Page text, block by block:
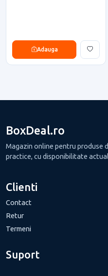
Adauga
BoxDeal.ro
Magazin online pentru produse
practice, cu disponibilitate
Clienti
Contact
Retur
Termeni
Suport